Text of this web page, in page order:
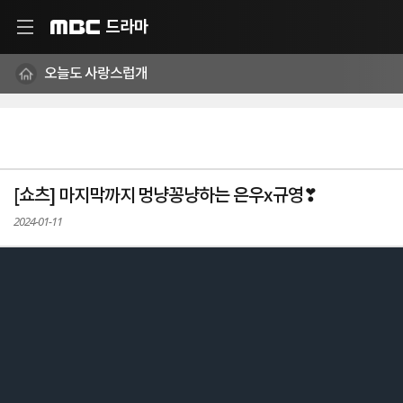
드라마
오늘도 사랑스럽개
[쇼츠] 마지막까지 멍냥꽁냥하는 은우x규영❣
2024-01-11